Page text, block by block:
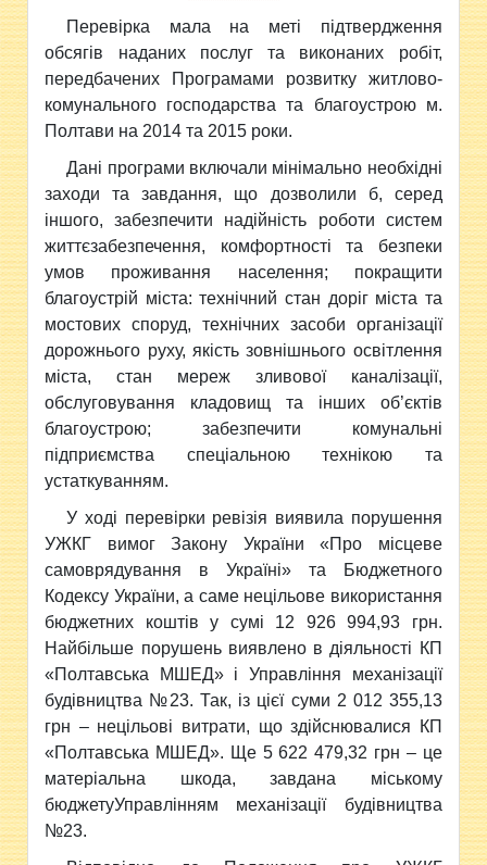
Перевірка мала на меті підтвердження
обсягів наданих послуг та виконаних робіт,
передбачених Програмами розвитку житлово-
комунального господарства та благоустрою м.
Полтави на 2014 та 2015 роки.
Дані програми включали мінімально необхідні
заходи та завдання, що дозволили б, серед
іншого, забезпечити надійність роботи систем
життєзабезпечення, комфортності та безпеки
умов проживання населення; покращити
благоустрій міста: технічний стан доріг міста та
мостових споруд, технічних засоби організації
дорожнього руху, якість зовнішнього освітлення
міста, стан мереж зливової каналізації,
обслуговування кладовищ та інших об’єктів
благоустрою; забезпечити комунальні
підприємства спеціальною технікою та
устаткуванням.
У ході перевірки ревізія виявила порушення
УЖКГ вимог Закону України «Про місцеве
самоврядування в Україні» та Бюджетного
Кодексу України, а саме нецільове використання
бюджетних коштів у сумі 12 926 994,93 грн.
Найбільше порушень виявлено в діяльності КП
«Полтавська МШЕД» і Управління механізації
будівництва №23. Так, із цієї суми 2 012 355,13
грн – нецільові витрати, що здійснювалися КП
«Полтавська МШЕД». Ще 5 622 479,32 грн – це
матеріальна шкода, завдана міському
бюджетуУправлінням механізації будівництва
№23.